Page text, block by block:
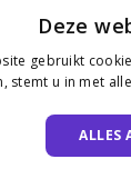
Deze
gebruikt
stemt u in met
ALLES